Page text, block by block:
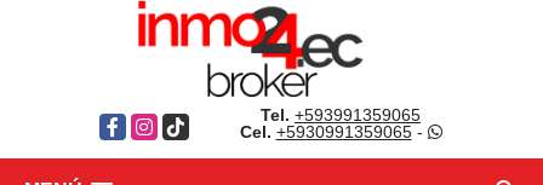
Facebook
Instagram
TikTok
Tel. +593991359065
Cel. +5930991359065-